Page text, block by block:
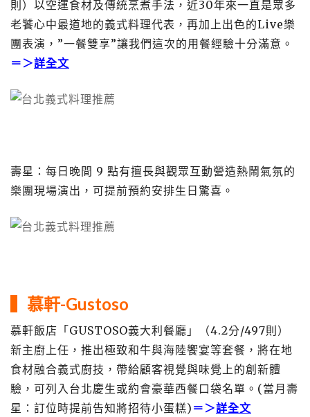
則）以空運食材及傳統烹煮手法，近30年來一直是眾多
老饕心中最道地的義式料理代表，再加上出色的Live樂
團表演，”一餐雙享”讓我們這次的用餐經驗十分滿意。
＝＞詳全文
壽星：每日晚間 9 點有擅長與觀眾互動營造熱鬧氣氛的
樂團現場演出，可提前預約安排生日驚喜。
慕軒-Gustoso
慕軒飯店「GUSTOSO義大利餐廳」（4.2分/497則）
新主廚上任，推出極致和牛與海陸饗宴等套餐，將在地
食材融合義式廚技，帶給顧客視覺與味覺上的創新體
驗，可列入台北慶生或約會豪華西餐口袋名單。(當月壽
星：訂位時提前告知將招待小蛋糕) ＝＞詳全文